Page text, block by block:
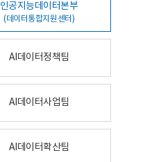
인공지능데이터본부
(데이터통합지원센터)
AI데이터정책팀
AI데이터사업팀
AI데이터확산팀